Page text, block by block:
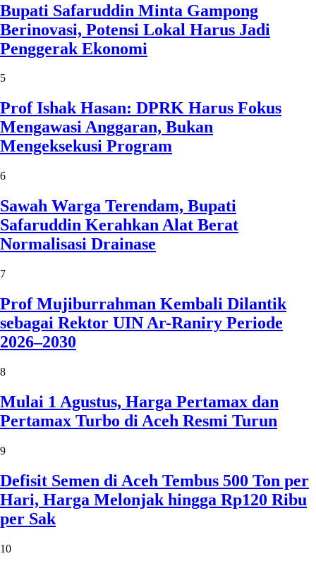
Bupati Safaruddin Minta Gampong
Berinovasi, Potensi Lokal Harus Jadi
Penggerak Ekonomi
5
Prof Ishak Hasan: DPRK Harus Fokus
Mengawasi Anggaran, Bukan
Mengeksekusi Program
6
Sawah Warga Terendam, Bupati
Safaruddin Kerahkan Alat Berat
Normalisasi Drainase
7
Prof Mujiburrahman Kembali Dilantik
sebagai Rektor UIN Ar-Raniry Periode
2026–2030
8
Mulai 1 Agustus, Harga Pertamax dan
Pertamax Turbo di Aceh Resmi Turun
9
Defisit Semen di Aceh Tembus 500 Ton per
Hari, Harga Melonjak hingga Rp120 Ribu
per Sak
10